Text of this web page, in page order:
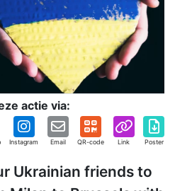
actie via:
Instagram Email QR-code Link Poster
Ukrainian friends to